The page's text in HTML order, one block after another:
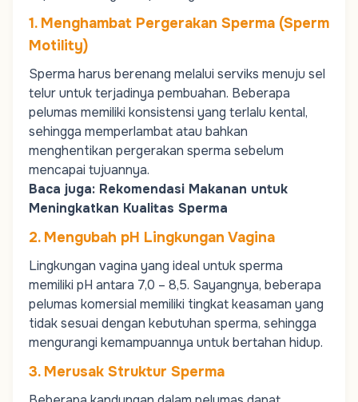
1. Menghambat Pergerakan Sperma (Sperm
Motility)
Sperma harus berenang melalui serviks menuju sel
telur untuk terjadinya pembuahan. Beberapa
pelumas memiliki konsistensi yang terlalu kental,
sehingga memperlambat atau bahkan
menghentikan pergerakan sperma sebelum
mencapai tujuannya.
Baca juga: Rekomendasi Makanan untuk
Meningkatkan Kualitas Sperma
2. Mengubah pH Lingkungan Vagina
Lingkungan vagina yang ideal untuk sperma
memiliki pH antara 7,0 – 8,5. Sayangnya, beberapa
pelumas komersial memiliki tingkat keasaman yang
tidak sesuai dengan kebutuhan sperma, sehingga
mengurangi kemampuannya untuk bertahan hidup.
3. Merusak Struktur Sperma